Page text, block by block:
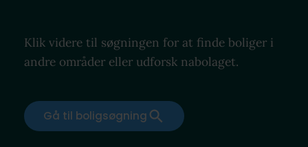
Klik videre til søgningen for at finde boliger i
andre områder eller udforsk nabolaget.
Gå til boligsøgning